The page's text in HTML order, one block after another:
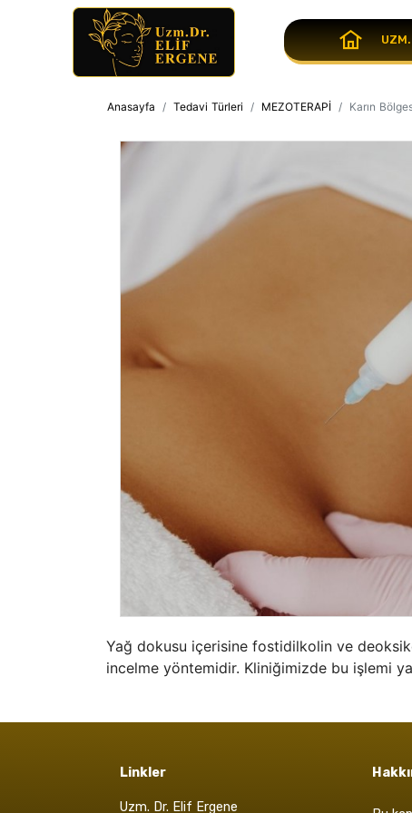
Anasayfa Tedavi Türleri MEZOTERAPİ Karın
Yağ dokusu içerisine fostidilkolin ve
incelme yöntemidir. Kliniğimizde bu işlemi
Linkler
Uzm. Dr. Elif Ergene